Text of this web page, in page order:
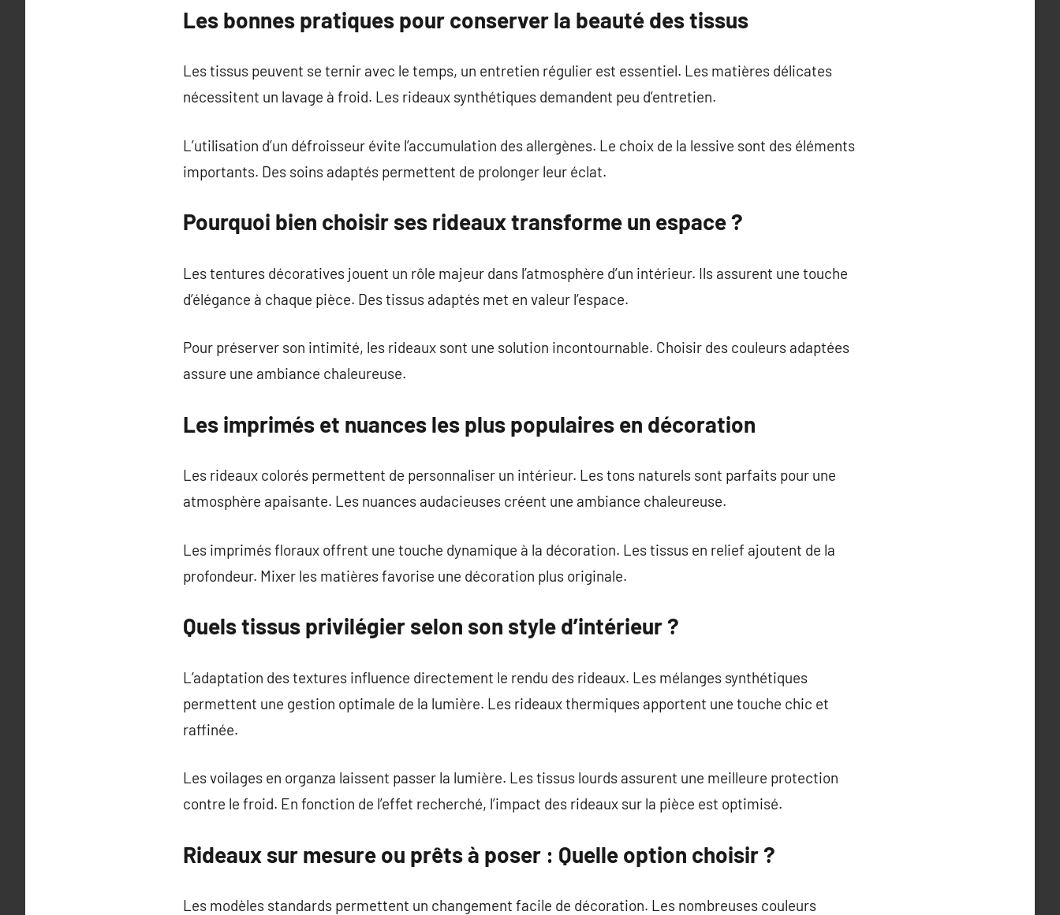
Les bonnes pratiques pour conserver la beauté des tissus
Les tissus peuvent se ternir avec le temps, un entretien régulier est essentiel. Les matières délicates
nécessitent un lavage à froid. Les rideaux synthétiques demandent peu d’entretien.
L’utilisation d’un défroisseur évite l’accumulation des allergènes. Le choix de la lessive sont des éléments
importants. Des soins adaptés permettent de prolonger leur éclat.
Pourquoi bien choisir ses rideaux transforme un espace ?
Les tentures décoratives jouent un rôle majeur dans l’atmosphère d’un intérieur. Ils assurent une touche
d’élégance à chaque pièce. Des tissus adaptés met en valeur l’espace.
Pour préserver son intimité, les rideaux sont une solution incontournable. Choisir des couleurs adaptées
assure une ambiance chaleureuse.
Les imprimés et nuances les plus populaires en décoration
Les rideaux colorés permettent de personnaliser un intérieur. Les tons naturels sont parfaits pour une
atmosphère apaisante. Les nuances audacieuses créent une ambiance chaleureuse.
Les imprimés floraux offrent une touche dynamique à la décoration. Les tissus en relief ajoutent de la
profondeur. Mixer les matières favorise une décoration plus originale.
Quels tissus privilégier selon son style d’intérieur ?
L’adaptation des textures influence directement le rendu des rideaux. Les mélanges synthétiques
permettent une gestion optimale de la lumière. Les rideaux thermiques apportent une touche chic et
raffinée.
Les voilages en organza laissent passer la lumière. Les tissus lourds assurent une meilleure protection
contre le froid. En fonction de l’effet recherché, l’impact des rideaux sur la pièce est optimisé.
Rideaux sur mesure ou prêts à poser : Quelle option choisir ?
Les modèles standards permettent un changement facile de décoration. Les nombreuses couleurs